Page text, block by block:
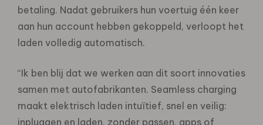
betaling. Nadat gebruikers hun voertuig één keer
aan hun account hebben gekoppeld, verloopt het
laden volledig automatisch.
“Ik ben blij dat we werken aan dit soort innovaties
samen met autofabrikanten. Seamless charging
maakt elektrisch laden intuïtief, snel en veilig:
inpluggen en laden, zonder passen, apps of